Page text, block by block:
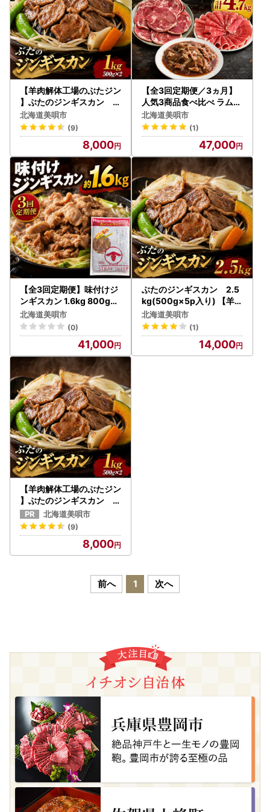
【羊肉解体工場のぶたジン
】ぶたのジンギスカン 1.
0kg(500g×2p入り) ｜ 豚
肉
北海道美唄市
(9)
8,000
【全3回定期便／3ヵ月】
人気3商品食べ比べ ラムロ
ール肉スライス・しゃぶし
ゃぶ・味付けジンギスカン
｜ ラム
北海道美唄市
(1)
47,000
【全3回定期便】味付けジ
ンギスカン 1.6kg 800g×
2パック 2ヵ月に1回発送【
羊肉専門解体工場のジンギ
スカン】 ｜ジンギスカン
北海道美唄市
(0)
41,000
ぶたのジンギスカン 2.5
kg(500g×5p入り) 【羊肉
解体工場のぶたジン】 ｜
ジンギスカン 【 12/10ま
で注文分 年内配送 】
北海道美唄市
(1)
14,000
【羊肉解体工場のぶたジン
】ぶたのジンギスカン 1.
0kg(500g×2p入り) ｜ 豚
肉
北海道美唄市
(9)
8,000
前へ 1 次へ